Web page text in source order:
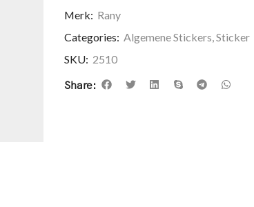
Merk: Rany
Categories: Algemene Stickers,Sticker
SKU: 2510
Share: